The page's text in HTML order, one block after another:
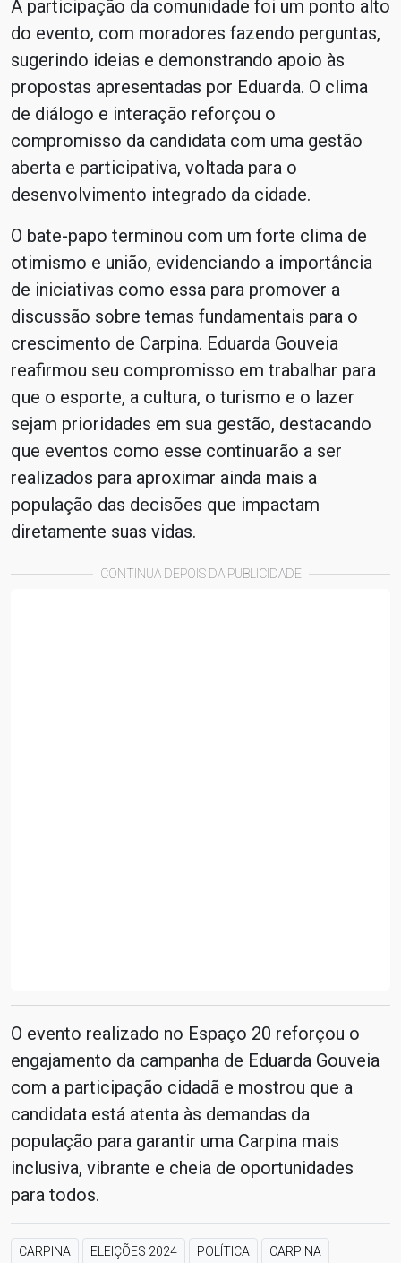
A participação da comunidade foi um ponto alto
do evento, com moradores fazendo perguntas,
sugerindo ideias e demonstrando apoio às
propostas apresentadas por Eduarda. O clima
de diálogo e interação reforçou o
compromisso da candidata com uma gestão
aberta e participativa, voltada para o
desenvolvimento integrado da cidade.
O bate-papo terminou com um forte clima de
otimismo e união, evidenciando a importância
de iniciativas como essa para promover a
discussão sobre temas fundamentais para o
crescimento de Carpina. Eduarda Gouveia
reafirmou seu compromisso em trabalhar para
que o esporte, a cultura, o turismo e o lazer
sejam prioridades em sua gestão, destacando
que eventos como esse continuarão a ser
realizados para aproximar ainda mais a
população das decisões que impactam
diretamente suas vidas.
CONTINUA DEPOIS DA PUBLICIDADE
O evento realizado no Espaço 20 reforçou o
engajamento da campanha de Eduarda Gouveia
com a participação cidadã e mostrou que a
candidata está atenta às demandas da
população para garantir uma Carpina mais
inclusiva, vibrante e cheia de oportunidades
para todos.
CARPINA ELEIÇÕES 2024 POLÍTICA CARPINA